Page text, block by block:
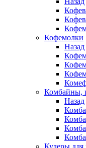
Кофемолки
Назад
Комбайны,
Назад
Кулеры для